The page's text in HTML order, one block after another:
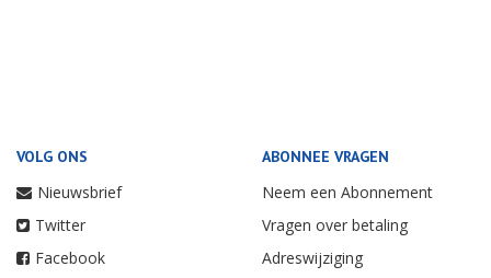
VOLG ONS
Nieuwsbrief
Twitter
Facebook
ABONNEE VRAGEN
Neem een Abonnement
Vragen over betaling
Adreswijziging